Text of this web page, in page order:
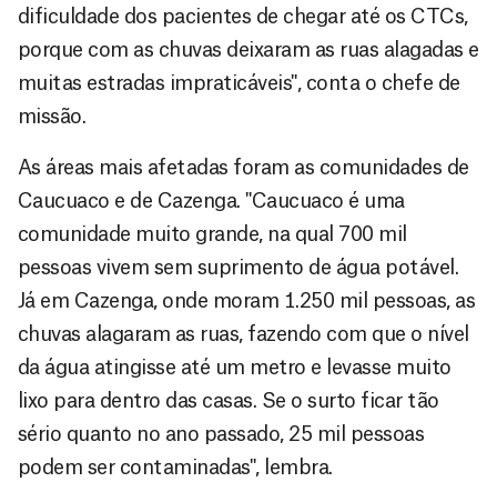
dificuldade dos pacientes de chegar até os CTCs,
porque com as chuvas deixaram as ruas alagadas e
muitas estradas impraticáveis", conta o chefe de
missão.
As áreas mais afetadas foram as comunidades de
Caucuaco e de Cazenga. "Caucuaco é uma
comunidade muito grande, na qual 700 mil
pessoas vivem sem suprimento de água potável.
Já em Cazenga, onde moram 1.250 mil pessoas, as
chuvas alagaram as ruas, fazendo com que o nível
da água atingisse até um metro e levasse muito
lixo para dentro das casas. Se o surto ficar tão
sério quanto no ano passado, 25 mil pessoas
podem ser contaminadas", lembra.